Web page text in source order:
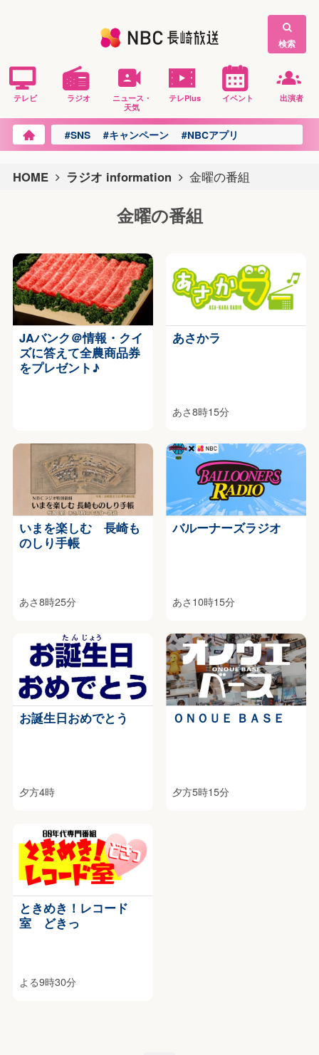
検索
テレビ ラジオ
ニュース・
天気
テレPlus イベント 出演者
#SNS #キャンペーン #NBCアプリ
HOME ラジオ information 金曜の番組
金曜の番組
JAバンク＠情報・クイ
ズに答えて全農商品券
をプレゼント♪
あさかラ
あさ8時15分
いまを楽しむ 長崎も
のしり手帳
あさ8時25分
バルーナーズラジオ
あさ10時15分
お誕生日おめでとう
夕方4時
ＯＮＯＵＥ ＢＡＳＥ
夕方5時15分
ときめき！レコード
室 どきっ
よる9時30分